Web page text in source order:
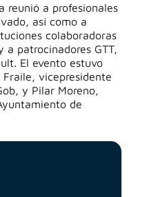
reunió a profesionales
así como a
colaboradoras
a patrocinadores GTT,
. El evento estuvo
Fraile, vicepresidente
, y Pilar Moreno,
de